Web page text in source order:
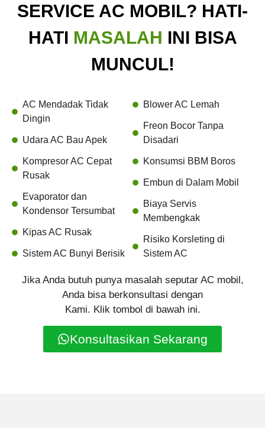
SERVICE AC MOBIL? HATI-
HATI MASALAH INI BISA
MUNCUL!
AC Mendadak Tidak
Dingin
Udara AC Bau Apek
Kompresor AC Cepat
Rusak
Evaporator dan
Kondensor Tersumbat
Kipas AC Rusak
Sistem AC Bunyi Berisik
Blower AC Lemah
Freon Bocor Tanpa
Disadari
Konsumsi BBM Boros
Embun di Dalam Mobil
Biaya Servis
Membengkak
Risiko Korsleting di
Sistem AC
Jika Anda butuh punya masalah seputar AC mobil,
Anda bisa berkonsultasi dengan
Kami. Klik tombol di bawah ini.
Konsultasikan Sekarang